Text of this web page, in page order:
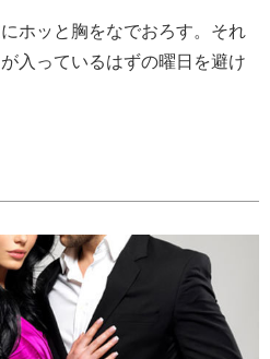
ホッと胸をなでおろす。それ
入っているはずの曜日を避け